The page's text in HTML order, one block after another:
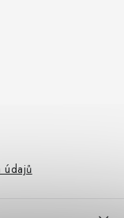
údajů